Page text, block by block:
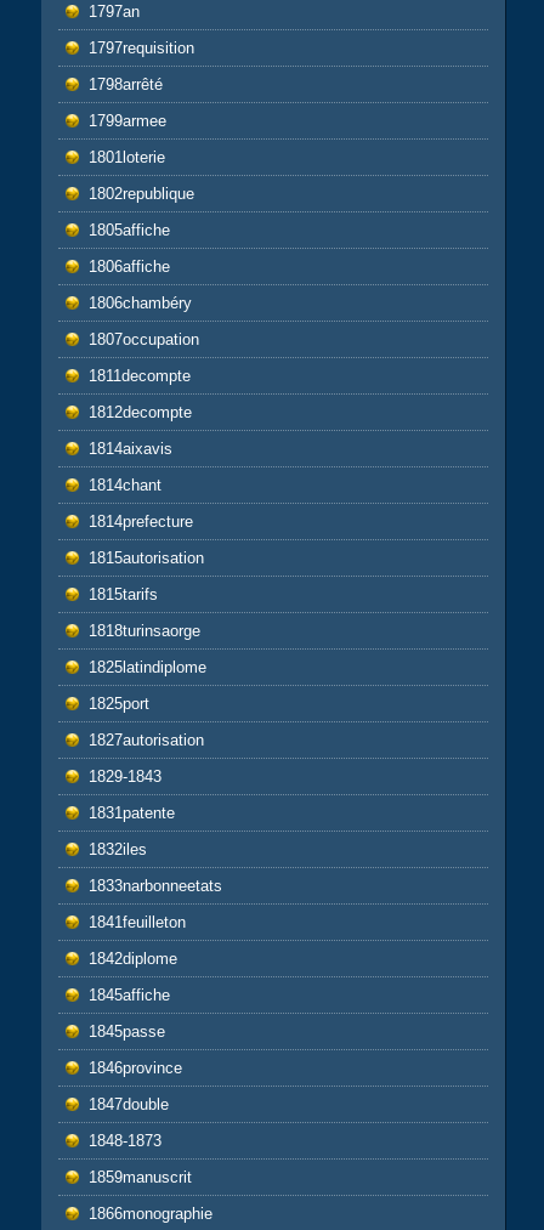
1797an
1797requisition
1798arrêté
1799armee
1801loterie
1802republique
1805affiche
1806affiche
1806chambéry
1807occupation
1811decompte
1812decompte
1814aixavis
1814chant
1814prefecture
1815autorisation
1815tarifs
1818turinsaorge
1825latindiplome
1825port
1827autorisation
1829-1843
1831patente
1832iles
1833narbonneetats
1841feuilleton
1842diplome
1845affiche
1845passe
1846province
1847double
1848-1873
1859manuscrit
1866monographie